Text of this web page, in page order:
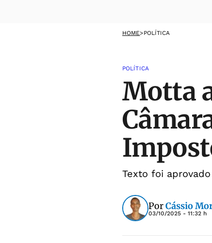
HOME>POLÍTICA
POLÍTICA
Motta
Texto foi
PorCássio
03/10/2025 - 11:32 h